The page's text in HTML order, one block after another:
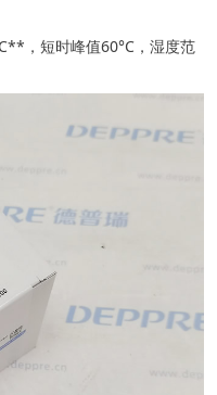
，短时峰值60°C，湿度范